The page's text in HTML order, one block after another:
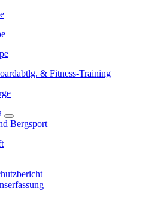
& Fitness-Training
Bergsport